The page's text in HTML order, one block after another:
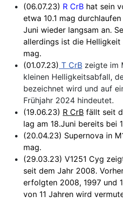
(06.07.23) R CrB hat sein
etwa 10.1 mag
Juni wieder langsam an.
allerdings ist die
mag.
(01.07.23) T CrB zeigte im
kleinen Helligkeitsabfall,
bezeichnet wird und auf
Frühjahr 2024 hindeutet.
(19.06.23) R CrB fällt seit
lag am 18.Juni bereits bei
(20.04.23) Supernova in
mag.
(29.03.23) V1251 Cyg
seit dem Jahr 2008.
erfolgten 2008, 1997 und
von 11 Jahren wird